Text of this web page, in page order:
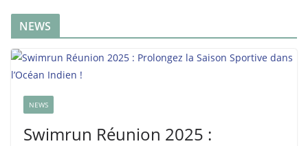
NEWS
NEWS
Swimrun Réunion 2025 :